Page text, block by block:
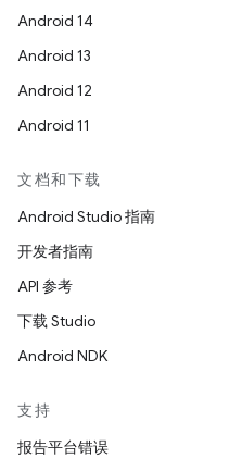
Android 14
Android 13
Android 12
Android 11
文档和下载
Android Studio 指南
开发者指南
API 参考
下载 Studio
Android NDK
支持
报告平台错误